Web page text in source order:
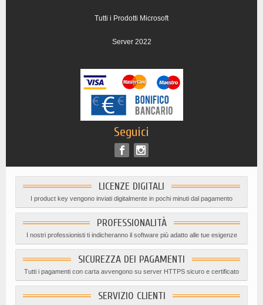
Tutti i Prodotti Microsoft
Server 2022
Seguici
LICENZE DIGITALI
I product key vengono inviati digitalmente in pochi minuti dal pagamento
PROFESSIONALITÀ
I nostri professionisti ti indicheranno il software più adatto alle tue esigenze
SICUREZZA DEI PAGAMENTI
Tutti i pagamenti con carta avvengono su server HTTPS sicuro e certificato
SERVIZIO CLIENTI